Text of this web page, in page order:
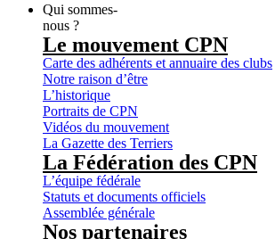
Qui sommes-
nous ?
Le mouvement CPN
Carte des adhérents et annuaire des clubs
Notre raison d’être
L’historique
Portraits de CPN
Vidéos du mouvement
La Gazette des Terriers
La Fédération des CPN
L’équipe fédérale
Statuts et documents officiels
Assemblée générale
Nos partenaires